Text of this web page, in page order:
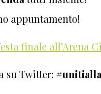
appuntamento!
finale all’Arena
su Twitter: